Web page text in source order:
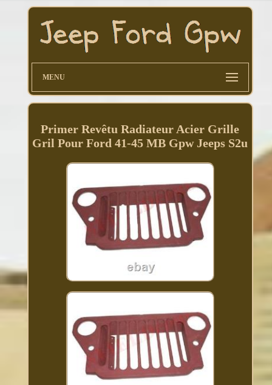
MENU
Primer Revêtu Radiateur Acier Grille
Gril Pour Ford 41-45 MB Gpw Jeeps S2u